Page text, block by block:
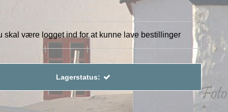
skal være logget ind for at kunne lave bestillinger
Lagerstatus: